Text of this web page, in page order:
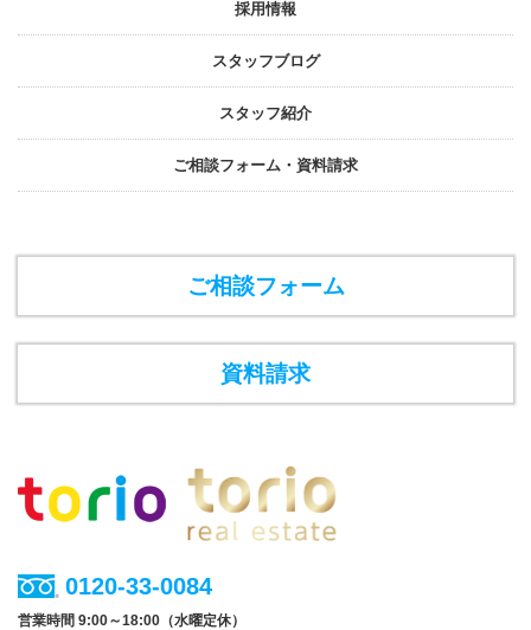
採⽤情報
スタッフブログ
スタッフ紹介
ご相談フォーム・資料請求
ご相談フォーム
資料請求
0120-33-0084
営業時間 9:00～18:00（水曜定休）